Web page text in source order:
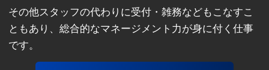
その他スタッフの代わりに受付・雑務などもこなすこ
ともあり、総合的なマネージメント力が身に付く仕事
です。